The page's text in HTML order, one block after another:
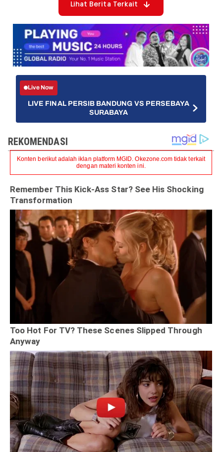
Lihat Berita Terkait
Live Now
LIVE FINAL PERSIB BANDUNG VS PERSEBAYA
SURABAYA